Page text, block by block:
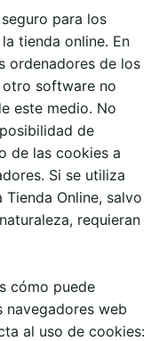
para los
tienda online. En
ordenadores de los
software no
este medio. No
de
de las cookies a
Si se utiliza
Online, salvo
requieran
cómo puede
web
al uso de cookies: